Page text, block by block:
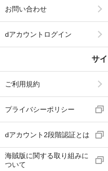
お問い合わせ
dアカウントログイン
サ
ご利用規約
プライバシーポリシー
dアカウント2段階認証とは
海賊版に関する取り組みに
ついて